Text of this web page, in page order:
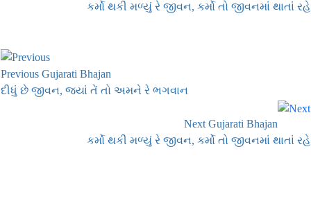
કર્મો થકી મળ્યું રે જીવન, કર્મો તો જીવનમાં થાતાં રહે
Previous Gujarati Bhajan
દીધું છે જીવન, જ્યાં તેં તો અમને રે ભગવાન
Next Gujarati Bhajan
કર્મો થકી મળ્યું રે જીવન, કર્મો તો જીવનમાં થાતાં રહે